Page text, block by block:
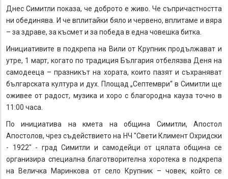
Днес Симитли показа, че доброто е живо. Че съпричастността
ни обединява. И че вплитайки бяло и червено, вплитаме и вяра
– за здраве, за късмет и за победа в една човешка битка.
Инициативите в подкрепа на Вили от Крупник продължават и
утре, 1 март, когато по традиция България отбелязва Деня на
самодееца – празникът на хората, които пазят и съхраняват
българската култура и дух. Площад „Септември“ в Симитли ще
оживее от радост, музика и хоро с благородна кауза точно в
11:00 часа.
По инициатива на кмета на община Симитли, Апостол
Апостолов, чрез съдействието на НЧ "Свети Климент Охридски
- 1922" - град Симитли и самодейци от цялата община се
организира специална благотворителна хоротека в подкрепа
на Величка Маринкова от село Крупник – човек, който се